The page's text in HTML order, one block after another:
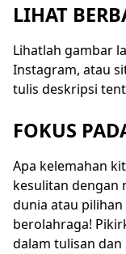
LIHAT
Lihatlah gambar
Instagram, atau
tulis deskripsi
FOKUS
Apa kelemahan
kesulitan dengan
dunia atau
berolahraga!
dalam tulisan